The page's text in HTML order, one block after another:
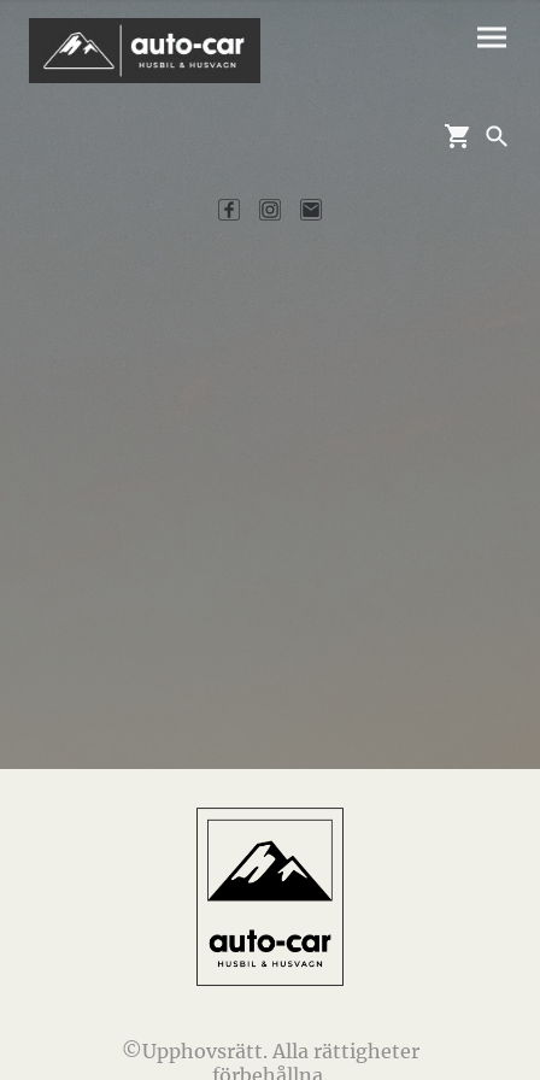
©Upphovsrätt. Alla rättigheter